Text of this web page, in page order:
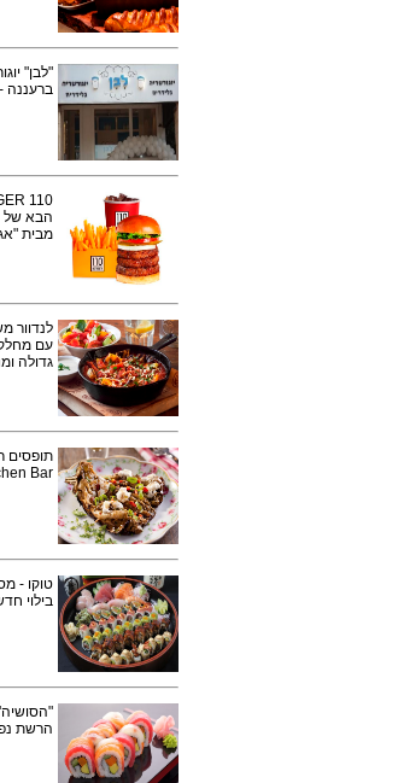
"לבן"
ברעננה
מבית
לנדוור
עם
גדולה
תופסים
Bar
טוקו -
בילוי
הרשת